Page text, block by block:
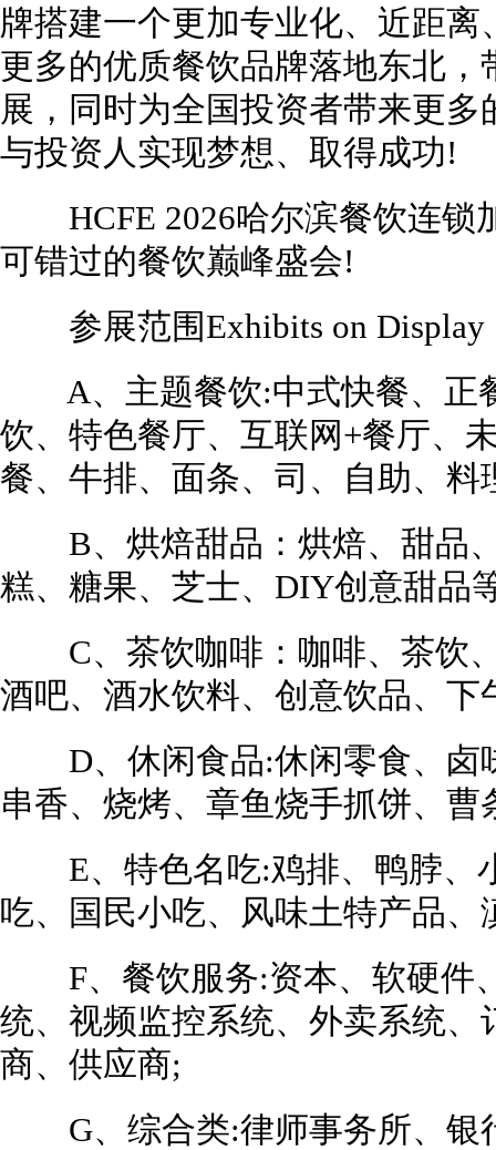
牌搭建一个更加专业化、近距
更多的优质餐饮品牌落地东北
展，同时为全国投资者带来更
与投资人实现梦想、取得成功!
HCFE 2026哈尔滨餐饮连锁
可错过的餐饮巅峰盛会!
参展范围Exhibits on Display
A、主题餐饮:中式快餐、正
饮、特色餐厅、互联网+餐厅、
餐、牛排、面条、司、自助、
B、烘焙甜品：烘焙、甜品
糕、糖果、芝士、DIY创意甜品
C、茶饮咖啡：咖啡、茶饮
酒吧、酒水饮料、创意饮品、下
D、休闲食品:休闲零食、卤
串香、烧烤、章鱼烧手抓饼、
E、特色名吃:鸡排、鸭脖、
吃、国民小吃、风味土特产品
F、餐饮服务:资本、软硬件
统、视频监控系统、外卖系统
商、供应商;
G、综合类:律师事务所、银